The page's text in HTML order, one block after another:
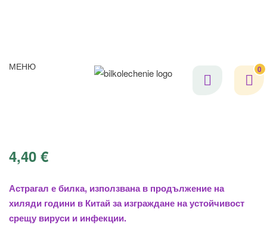
МЕНЮ 0
4,40 €
Астрагал е билка, използвана в продължение на
хиляди години в Китай за изграждане на устойчивост
срещу вируси и инфекции.